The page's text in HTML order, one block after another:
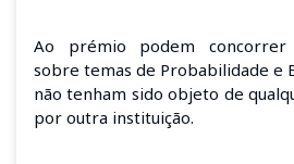
Ao prémio podem concorrer
sobre temas de Probabilidade e
não tenham sido objeto de
por outra instituição.